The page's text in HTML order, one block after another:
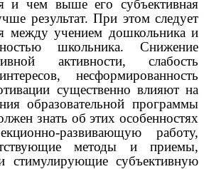
и чем выше его субъективная
результат. При этом следует
между учением дошкольника и
школьника. Снижение
активности, слабость
несформированность
существенно влияют на
образовательной программы
знать об этих особенностях
развивающую работу,
методы и приемы,
стимулирующие субъективную